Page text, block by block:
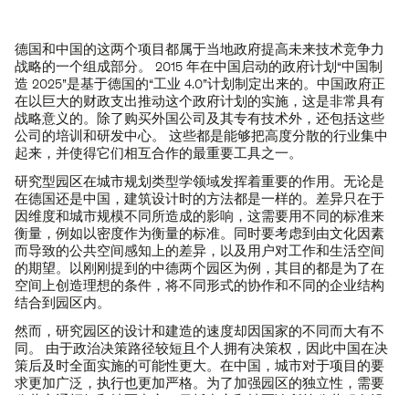
德国和中国的这两个项目都属于当地政府提高未来技术竞争力
战略的一个组成部分。 2015 年在中国启动的政府计划“中国制
造 2025”是基于德国的“工业 4.0”计划制定出来的。中国政府正
在以巨大的财政支出推动这个政府计划的实施，这是非常具有
战略意义的。除了购买外国公司及其专有技术外，还包括这些
公司的培训和研发中心。 这些都是能够把高度分散的行业集中
起来，并使得它们相互合作的最重要工具之一。
研究型园区在城市规划类型学领域发挥着重要的作用。无论是
在德国还是中国，建筑设计时的方法都是一样的。差异只在于
因维度和城市规模不同所造成的影响，这需要用不同的标准来
衡量，例如以密度作为衡量的标准。同时要考虑到由文化因素
而导致的公共空间感知上的差异，以及用户对工作和生活空间
的期望。以刚刚提到的中德两个园区为例，其目的都是为了在
空间上创造理想的条件，将不同形式的协作和不同的企业结构
结合到园区内。
然而，研究园区的设计和建造的速度却因国家的不同而大有不
同。 由于政治决策路径较短且个人拥有决策权，因此中国在决
策后及时全面实施的可能性更大。在中国，城市对于项目的要
求更加广泛，执行也更加严格。为了加强园区的独立性，需要